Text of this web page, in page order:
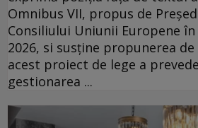
Omnibus VII, propus de
Consiliului Uniunii Europene
2026, si susține propunerea
acest proiect de lege a
gestionarea ...